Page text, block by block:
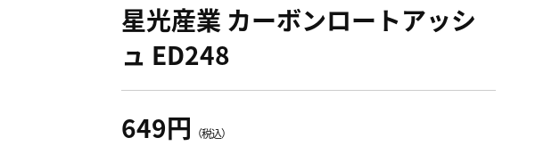
星光産業 カーボンロートアッシ
ュ ED248
649円 （税込）